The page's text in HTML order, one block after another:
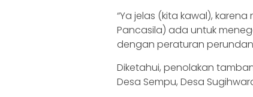
“Ya jelas (kita kawal),
Pancasila) ada untuk
dengan peraturan
Diketahui, penolakan
Desa Sempu, Desa